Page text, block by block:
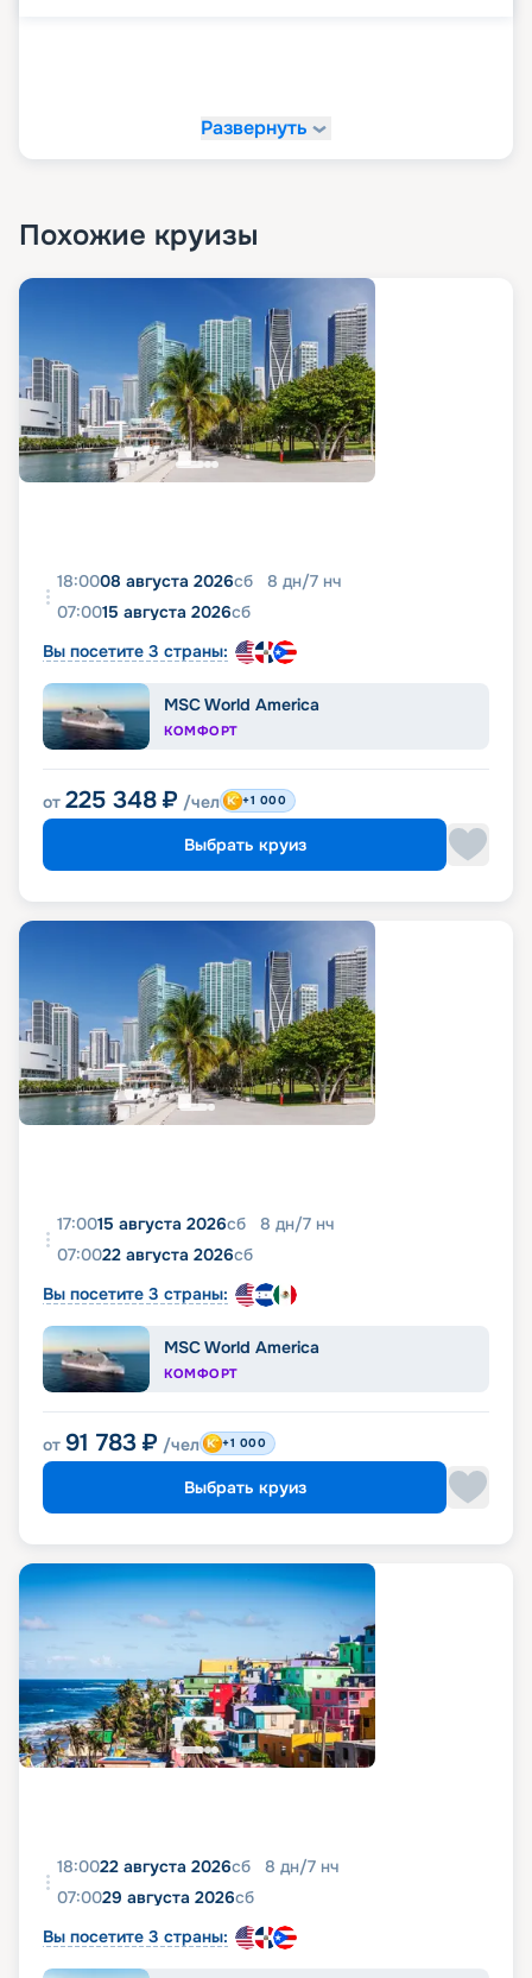
На сайте «Круиз.онлайн» рекомендуем купить
свой круиз мечты. У нас вы можете в
маршруты, схемы и планы палуб, описание,
расписание, характеристики и фото лайнера, а
также узнать цену круизов и прочитать отзывы
про них. Также на нашем сайте в пару кликов вы
можете оформить путевку в любое путешествие
в 2026 - 2027 гг. Рады напомнить, что благодаря
возможностям раннего бронирования вы
можете сделать ваше путешествие еще и
выгодным.
Развернуть
Похожие круизы
18:0008 августа 2026сб 8 дн/7 нч
07:0015 августа 2026сб
Вы посетите 3 страны:
MSC World America
КОМФОРТ
от 225 348 ₽ /чел +1 000
Выбрать круиз
17:0015 августа 2026сб 8 дн/7 нч
07:0022 августа 2026сб
Вы посетите 3 страны:
MSC World America
КОМФОРТ
от 91 783 ₽ /чел +1 000
Выбрать круиз
18:0022 августа 2026сб 8 дн/7 нч
07:0029 августа 2026сб
Вы посетите 3 страны: